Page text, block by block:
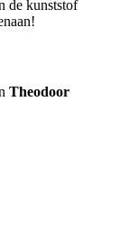
de kunststof
Theodoor